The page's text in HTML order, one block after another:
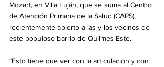
Mozart, en Villa Luján, que se suma al Centro
de Atención Primaria de la Salud (CAPS),
recientemente abierto a las y los vecinos de
este populoso barrio de Quilmes Este.
“Esto tiene que ver con la articulación y con